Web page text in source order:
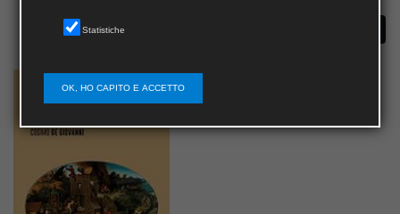
Statistiche
OK, HO CAPITO E ACCETTO